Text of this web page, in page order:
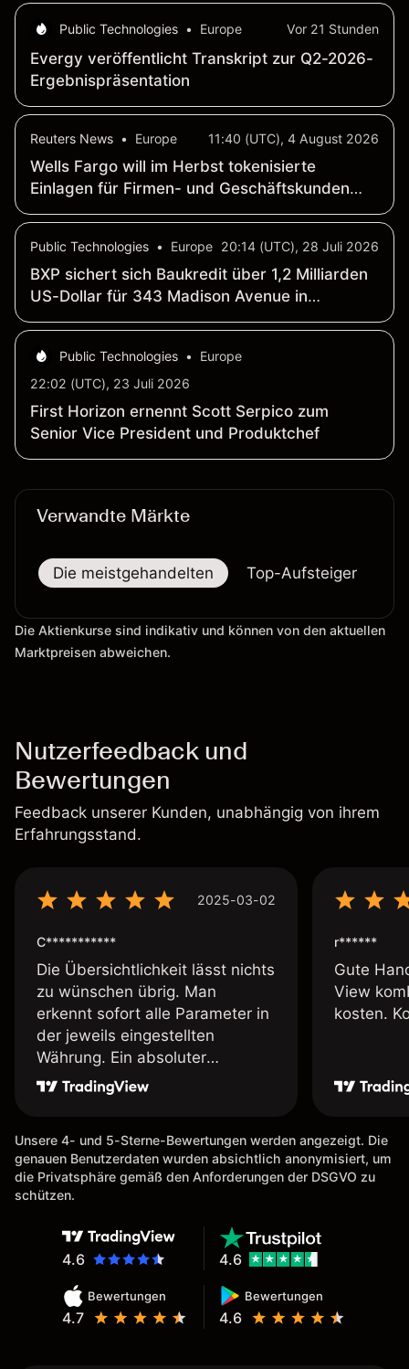
Public Technologies • Europe Vor 21 Stunden
Evergy veröffentlicht Transkript zur Q2-2026-
Ergebnispräsentation
Reuters News • Europe 11:40 (UTC), 4 August 2026
Wells Fargo will im Herbst tokenisierte
Einlagen für Firmen- und Geschäftskunden
einführen – WSJ
Public Technologies • Europe 20:14 (UTC), 28 Juli 2026
BXP sichert sich Baukredit über 1,2 Milliarden
US-Dollar für 343 Madison Avenue in
Manhattan
Public Technologies •
Europe
22:02 (UTC), 23 Juli 2026
First Horizon ernennt Scott Serpico zum
Senior Vice President und Produktchef
Verwandte Märkte
Die meistgehandelten Top-Aufsteiger
Die Aktienkurse sind indikativ und können von den aktuellen
Marktpreisen abweichen.
Nutzerfeedback und
Bewertungen
Feedback unserer Kunden, unabhängig von ihrem
Erfahrungsstand.
2025-03-02
C***********
Die Übersichtlichkeit lässt nichts
zu wünschen übrig. Man
erkennt sofort alle Parameter in
der jeweils eingestellten
Währung. Ein absoluter
Pluspunkt an dieser Stelle.
r******
Gute
View
kosten.
Unsere 4- und 5-Sterne-Bewertungen werden angezeigt. Die
genauen Benutzerdaten wurden absichtlich anonymisiert, um
die Privatsphäre gemäß den Anforderungen der DSGVO zu
schützen.
4.6
Bewertungen
4.7
Bewertungen
4.6
4.6